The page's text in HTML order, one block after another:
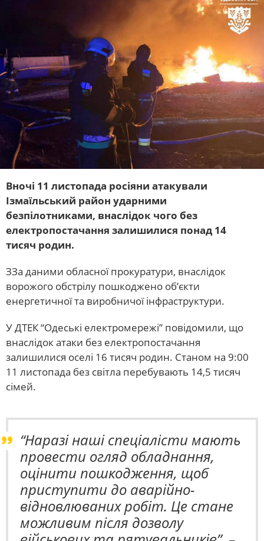
Вночі 11 листопада росіяни атакували
Ізмаїльський район ударними
безпілотниками, внаслідок чого без
електропостачання залишилися понад 14
тисяч родин.
ЗЗа даними обласної прокуратури, внаслідок
ворожого обстрілу пошкоджено об’єкти
енергетичної та виробничої інфраструктури.
У ДТЕК “Одеські електромережі” повідомили, що
внаслідок атаки без електропостачання
залишилися оселі 16 тисяч родин. Станом на 9:00
11 листопада без світла перебувають 14,5 тисяч
сімей.
“Наразі наші спеціалісти мають
провести огляд обладнання,
оцінити пошкодження, щоб
приступити до аварійно-
відновлюваних робіт. Це стане
можливим після дозволу